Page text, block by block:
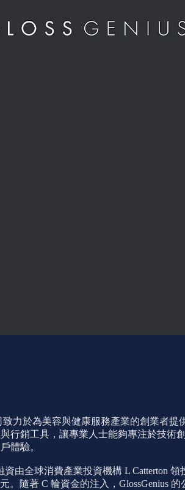
致力於為美容與健康服務產業的創業者
行銷工具，讓專業人士能夠專注於技
體驗。
全球消費產業投資機構 L Catterton 領投
隨著 C 輪資金的注入，GlossGenius